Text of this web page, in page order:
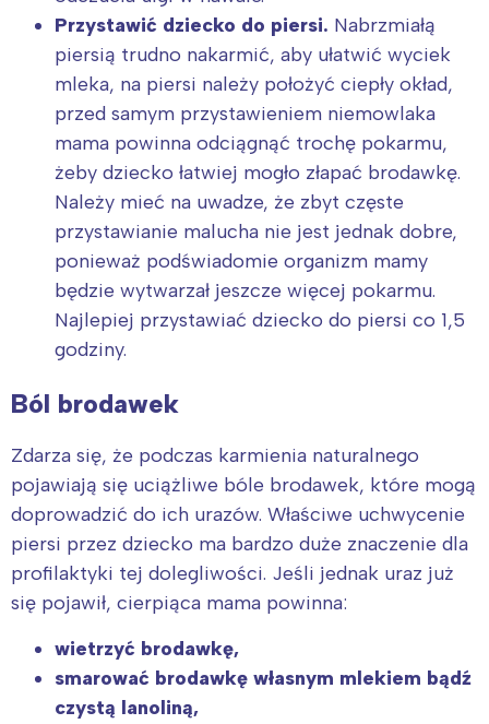
Przystawić dziecko do piersi. Nabrzmiałą
piersią trudno nakarmić, aby ułatwić wyciek
mleka, na piersi należy położyć ciepły okład,
przed samym przystawieniem niemowlaka
mama powinna odciągnąć trochę pokarmu,
żeby dziecko łatwiej mogło złapać brodawkę.
Należy mieć na uwadze, że zbyt częste
przystawianie malucha nie jest jednak dobre,
ponieważ podświadomie organizm mamy
będzie wytwarzał jeszcze więcej pokarmu.
Najlepiej przystawiać dziecko do piersi co 1,5
godziny.
Ból brodawek
Zdarza się, że podczas karmienia naturalnego
pojawiają się uciążliwe bóle brodawek, które mogą
doprowadzić do ich urazów. Właściwe uchwycenie
piersi przez dziecko ma bardzo duże znaczenie dla
profilaktyki tej dolegliwości. Jeśli jednak uraz już
się pojawił, cierpiąca mama powinna:
wietrzyć brodawkę,
smarować brodawkę własnym mlekiem bądź
czystą lanoliną,